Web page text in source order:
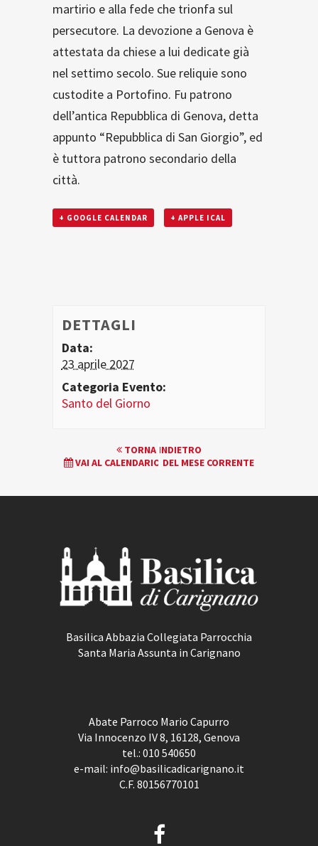
martirio e alla fede che trionfa sul
persecutore. La devozione a Genova è
attestata da chiese a lui dedicate già
nel settimo secolo. Sue reliquie sono
custodite a Portofino. Fu patrono
dell’antica Repubblica di Genova, detta
appunto “Repubblica di San Giorgio”, ed
è tuttora patrono secondario della
città.
+ GOOGLE CALENDAR + APPLE ICAL
DETTAGLI
Data:
23 aprile 2027
Categoria Evento:
Santo del Giorno
EVENTO
NAVIGATION
TORNA INDIETRO
VAI AL CALENDARIO DEL MESE CORRENTE
Basilica Abbazia Collegiata Parrocchia
Santa Maria Assunta in Carignano
Abate Parroco Mario Capurro
Via Innocenzo IV 8, 16128, Genova
tel.: 010 540650
e-mail: info@basilicadicarignano.it
C.F. 80156770101